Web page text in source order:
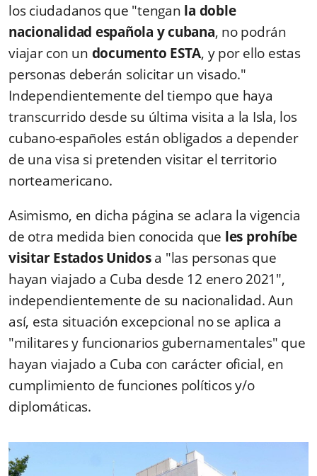
los ciudadanos que "tengan la doble
nacionalidad española y cubana, no podrán
viajar con un documento ESTA, y por ello estas
personas deberán solicitar un visado."
Independientemente del tiempo que haya
transcurrido desde su última visita a la Isla, los
cubano-españoles están obligados a depender
de una visa si pretenden visitar el territorio
norteamericano.
Asimismo, en dicha página se aclara la vigencia
de otra medida bien conocida que les prohíbe
visitar Estados Unidosa "las personas que
hayan viajado a Cuba desde 12 enero 2021",
independientemente de su nacionalidad. Aun
así, esta situación excepcional no se aplica a
"militares y funcionarios gubernamentales" que
hayan viajado a Cuba con carácter oficial, en
cumplimiento de funciones políticos y/o
diplomáticas.